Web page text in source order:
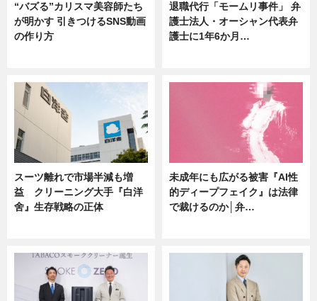
“バズる”カリスマ美容師たち
が明かす 引きつけるSNS動画
の作り方
退職代行「モームリ事件」 弁
護士法人・オーシャン代表弁
護士に1年6か月…
スーツ離れで市場半減も増
益 クリーニング大手『白洋
舍』生存戦略の正体
未成年にも広がる被害『AI性
的ディープフェイク』は法律
で裁けるのか│弁…